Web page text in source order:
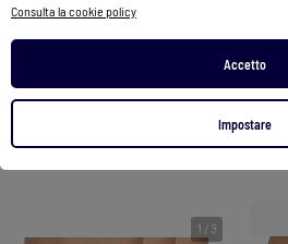
Consulta la cookie policy
Accetto
Impostare
Completo letto tinta unita micro lavata
1 / 3